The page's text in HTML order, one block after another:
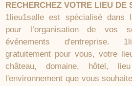
RECHERCHEZ VOTRE LIEU DE
1lieu1salle est spécialisé dans
pour l’organisation de vos
événements d'entreprise.
gratuitement pour vous, votre
château, domaine, hôtel,
l'environnement que vous